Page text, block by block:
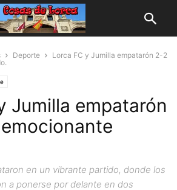
Deporte
Lorca FC y Jumilla empatarón 2-2
Jumilla empatarón
en un vibrante partido, donde los
a ponerse por delante en dos